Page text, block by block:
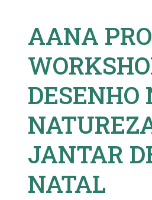
AANA
DESENHO
JANTAR
NATAL